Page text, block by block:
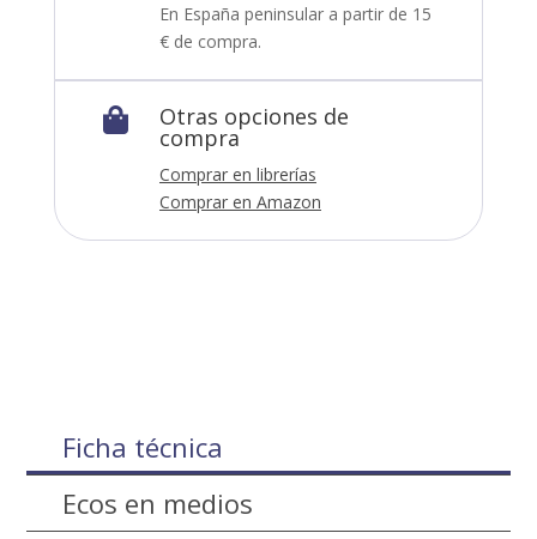
En España peninsular a partir de 15
€ de compra.
 Otras opciones de
compra
Comprar en librerías
Comprar en Amazon
Ficha técnica
Ecos en medios